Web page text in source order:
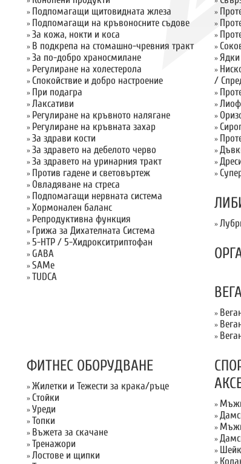
» Подпомагащи щитовидната жлеза
» Подпомагащи на кръвоносните съдове
» За кожа, нокти и коса
» В подкрепа на стомашно-чревния тракт
» За по-добро храносмилане
» Регулиране на холестерола
» Спокойствие и добро настроение
» При подагра
» Лаксативи
» Регулиране на кръвното налягане
» Регулиране на кръвната захар
» За здрави кости
» За здравето на дебелото черво
» За здравето на уринарния тракт
» Против гадене и световъртеж
» Овладяване на стреса
» Подпомагащи нервната система
» Хормонален баланс
» Репродуктивна функция
» Грижа за Дихателната Система
» 5-HTP / 5-Хидрокситриптофан
» GABA
» SAMe
» TUDCA
»
»
»
»
»
»
/
»
»
»
»
»
»
»
»
»
»
»
»
ФИТНЕС ОБОРУДВАНЕ
» Жилетки и Тежести за крака/ръце
» Стойки
» Уреди
» Топки
» Въжета за скачане
» Тренажори
» Лостове и щипки
»
»
»
»
»
»